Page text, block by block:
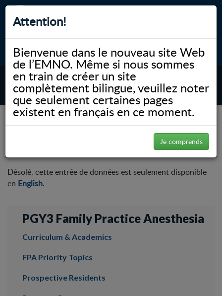
Attention!
Bienvenue dans le nouveau site Web
de l’EMNO. Même si nous sommes
en train de créer un site
complètement bilingue, veuillez noter
que seulement certaines pages
existent en français en ce moment.
Je comprends
myNOSM Accessibilité A- A+ English
MENU
NOSM.ca PGY3 Family Practice Anesthesia Curriculum & Academics
Curriculum & Academics
Désolé, cette entrée de données est seulement disponible
en English.
PGY3 Family Practice Anesthesia
Curriculum & Academics
FPA Priority Topics
Prospective Residents